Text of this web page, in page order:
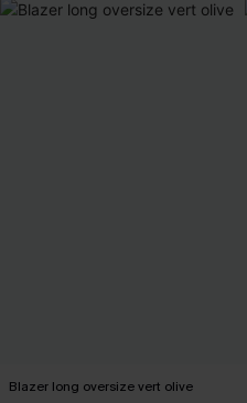
Blazer long oversize vert olive